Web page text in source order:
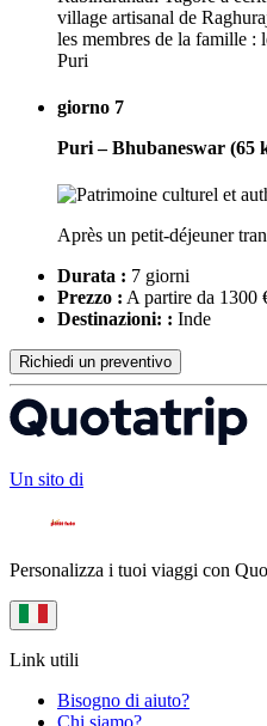
village artisanal de
les membres de la famille :
Puri
giorno 7
Puri – Bhubaneswar (65
Après un petit-déjeuner
Durata : 7 giorni
Prezzo : A partire da 1300
Destinazioni: : Inde
Richiedi un preventivo
Un sito di
Personalizza i tuoi viaggi con
Link utili
Bisogno di aiuto?
Chi siamo?